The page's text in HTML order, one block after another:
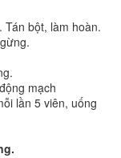
bột, làm hoàn.
mạch
lần 5 viên, uống